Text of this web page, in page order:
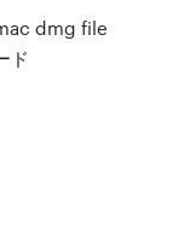
dmg file
ド